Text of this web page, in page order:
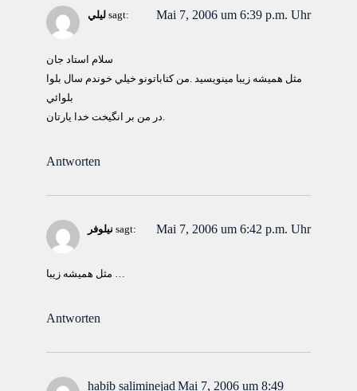
ليلي sagt: Mai 7, 2006 um 6:39 p.m. Uhr
سلام استاد جان
مثل هميشه زيبا مينويسيد .من كتاباتونو خيلي خوندم سال بلوا
بلوائي
در من بر انگيخت خدا يارتان.
Antworten
نیلوفر sagt: Mai 7, 2006 um 6:42 p.m. Uhr
مثل همیشه زیبا …
Antworten
habib saliminejad Mai 7, 2006 um 8:49